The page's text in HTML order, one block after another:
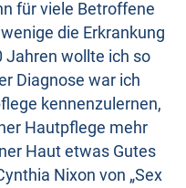
für viele Betroffene
die Erkrankung
Jahren wollte ich so
Diagnose war ich
kennenzulernen,
Hautpflege mehr
Haut etwas Gutes
Nixon von „Sex